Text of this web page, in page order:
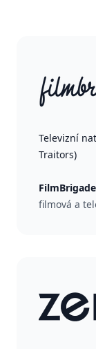
Televizní
Traitors)
FilmBrigade
filmová a